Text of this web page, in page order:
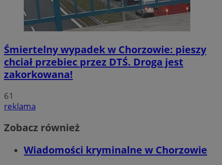
Śmiertelny wypadek w Chorzowie: pieszy
chciał przebiec przez DTŚ. Droga jest
zakorkowana!
61
reklama
Zobacz również
Wiadomości kryminalne w Chorzowie